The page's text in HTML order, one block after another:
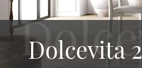
Dolcevita 2